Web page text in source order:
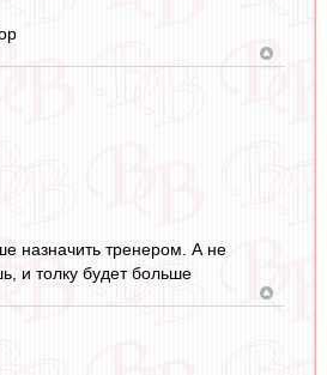
назначить тренером. А не
и толку будет больше